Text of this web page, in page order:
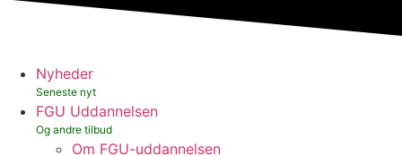
Nyheder
FGU Uddannelsen
Om FGU-uddannelsen